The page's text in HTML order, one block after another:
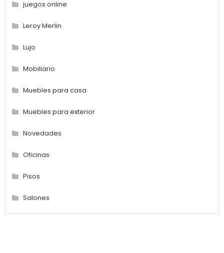
juegos online
Leroy Merlin
Lujo
Mobiliario
Muebles para casa
Muebles para exterior
Novedades
Oficinas
Pisos
Salones